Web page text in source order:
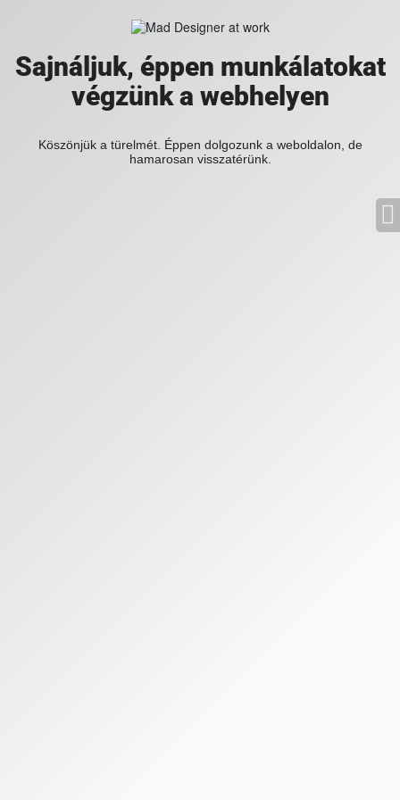
Sajnáljuk, éppen munkálatokat
végzünk a webhelyen
Köszönjük a türelmét. Éppen dolgozunk a weboldalon, de
hamarosan visszatérünk.